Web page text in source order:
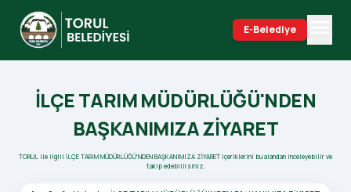
E-Belediye
İLÇE TARIM MÜDÜRLÜĞÜ'NDEN
BAŞKANIMIZA ZİYARET
TORUL ile ilgili İLÇE TARIM MÜDÜRLÜĞÜ'NDEN BAŞKANIMIZA ZİYARET içeriklerini bu alandan inceleyebilir ve
takip edebilirsiniz.